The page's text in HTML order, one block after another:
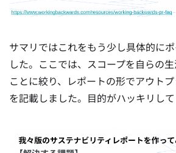
サマリではこれをもう少し具体的に
した。ここでは、スコープを自らの
ことに絞り、レポートの形でアウト
を記載しました。目的がハッキリして